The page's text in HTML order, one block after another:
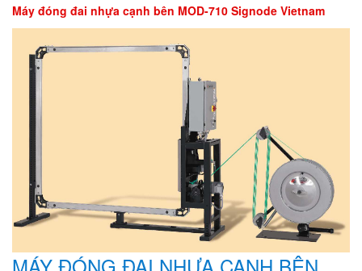
Máy đóng đai nhựa cạnh bên MOD-710 Signode Vietnam